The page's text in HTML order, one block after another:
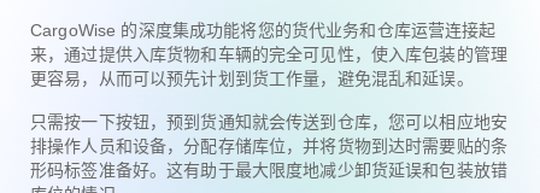
CargoWise 的深度集成功能将您的货代业务和仓库运营连接起
来，通过提供入库货物和车辆的完全可见性，使入库包装的管理
更容易，从而可以预先计划到货工作量，避免混乱和延误。
只需按一下按钮，预到货通知就会传送到仓库，您可以相应地安
排操作人员和设备，分配存储库位，并将货物到达时需要贴的条
形码标签准备好。这有助于最大限度地减少卸货延误和包装放错